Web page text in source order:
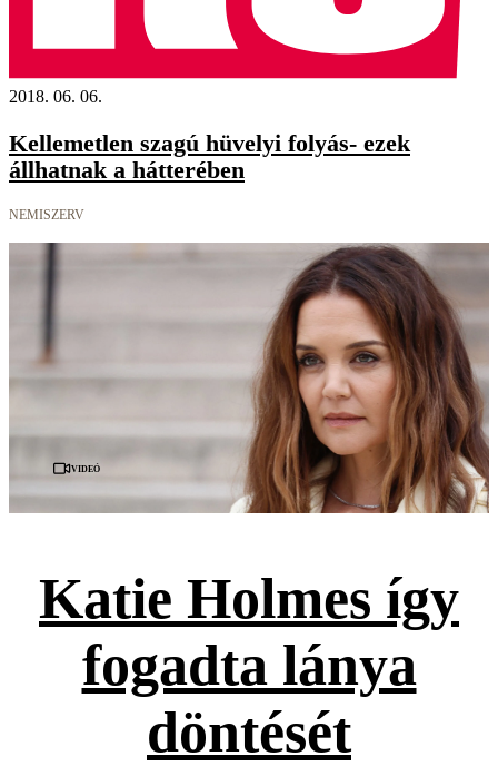
2018. 06. 06.
Kellemetlen szagú hüvelyi folyás- ezek
állhatnak a hátterében
NEMISZERV
Videó
Katie Holmes így
fogadta lánya
döntését